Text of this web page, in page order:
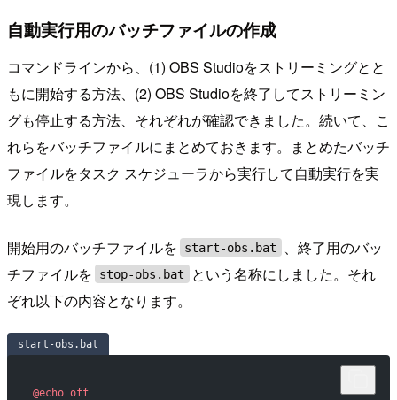
自動実行用のバッチファイルの作成
コマンドラインから、(1) OBS Studioをストリーミングとと
もに開始する方法、(2) OBS Studioを終了してストリーミン
グも停止する方法、それぞれが確認できました。続いて、こ
れらをバッチファイルにまとめておきます。まとめたバッチ
ファイルをタスク スケジューラから実行して自動実行を実
現します。
開始用のバッチファイルを start-obs.bat
、終了用のバッ
チファイルを
stop-obs.bat
という名称にしました。それ
ぞれ以下の内容となります。
start-obs.bat
@echo off